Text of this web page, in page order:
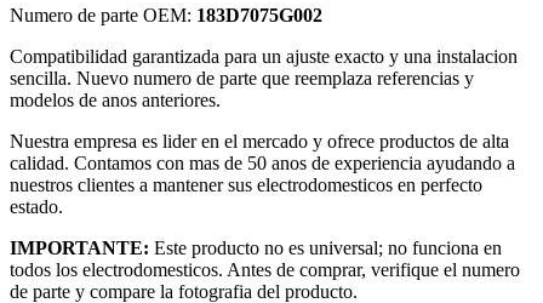
Numero de parte OEM: 183D7075G002
Compatibilidad garantizada para un ajuste exacto y una instalacion
sencilla. Nuevo numero de parte que reemplaza referencias y
modelos de anos anteriores.
Nuestra empresa es lider en el mercado y ofrece productos de alta
calidad. Contamos con mas de 50 anos de experiencia ayudando a
nuestros clientes a mantener sus electrodomesticos en perfecto
estado.
IMPORTANTE: Este producto no es universal; no funciona en
todos los electrodomesticos. Antes de comprar, verifique el numero
de parte y compare la fotografia del producto.